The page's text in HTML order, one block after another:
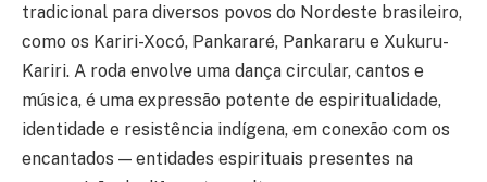
tradicional para diversos povos do Nordeste brasileiro,
como os Kariri-Xocó, Pankararé, Pankararu e Xukuru-
Kariri. A roda envolve uma dança circular, cantos e
música, é uma expressão potente de espiritualidade,
identidade e resistência indígena, em conexão com os
encantados — entidades espirituais presentes na